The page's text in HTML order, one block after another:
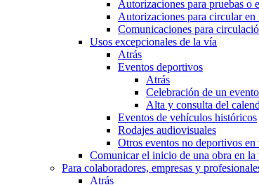
Autorizaciones para pruebas o
Autorizaciones para circular en
Comunicaciones para
Usos excepcionales de la vía
Atrás
Eventos deportivos
Atrás
Celebración de un
Alta y consulta del
Eventos de vehículos históricos
Rodajes audiovisuales
Otros eventos no deportivos en
Comunicar el inicio de una obra en la
Para colaboradores, empresas y
Atrás